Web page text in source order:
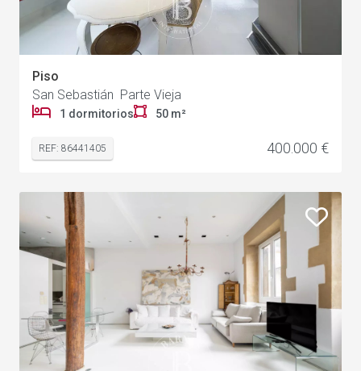
Piso
San Sebastián Parte Vieja
1 dormitorios 50 m²
REF: 86441405 400.000 €